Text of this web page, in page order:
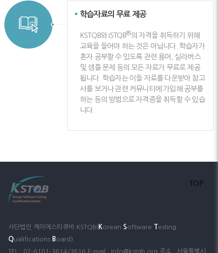
학습자료의 무료 제공
KSTQB와 ISTQB®의 자격을 취득하기 위해
교육을 들어야 하는 것은 아닙니다. 학습자가
혼자 공부할 수 있도록 관련 용어, 실라버스
및 샘플 문제 등의 모든 자료가 무료로 제공
됩니다. 학습자는 이들 자료를 다운받아 참고
서를 보거나 관련 커뮤니티에 가입해 공부를
하는 등의 방법으로 자격증을 취득할 수 있습
니다.
사단법인 케이에스티큐비 KSTQB(Korean Software Testing
Qualifications Board)
TEL : 02-6101-3614/3616 E-mail : info@kstqb.org 주소 : 서울특별시
TOP